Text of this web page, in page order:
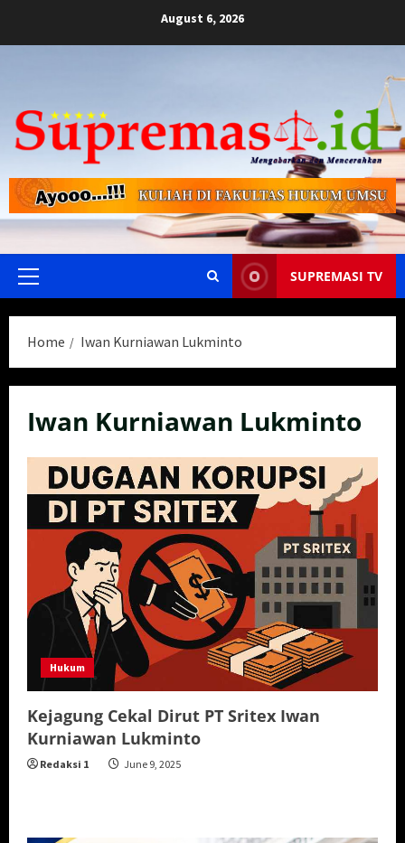
August 6, 2026
Primary
SUPREMASI TV
Home Iwan Kurniawan Lukminto
Iwan Kurniawan Lukminto
Hukum
Kejagung Cekal Dirut PT Sritex Iwan
Kurniawan Lukminto
Redaksi 1 June 9, 2025